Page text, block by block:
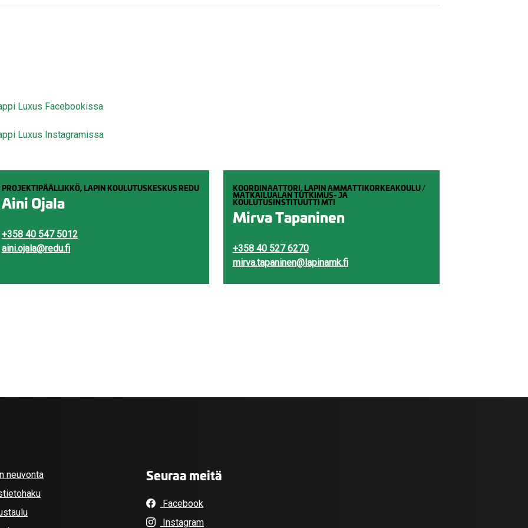
Luxus Facebookissa
Luxus Instagramissa
PROJEKTIPÄÄLLIKKÖ, LAPIN KOULUTUSKESKUS REDU
Aini Ojala
+358 40 547 5012
aini.ojala@redu.fi
KOORDINAATTORI, LAPIN AMMATTIKORKEAKOULU /
MATKAILUALAN TUTKIMUS- JA
KOULUTUSINSTITUUTTI MTI
Mirva Tapaninen
+358 40 527 6270
mirva.tapaninen@lapinamk.fi
neuvonta
Seuraa meitä
Facebook
Instagram